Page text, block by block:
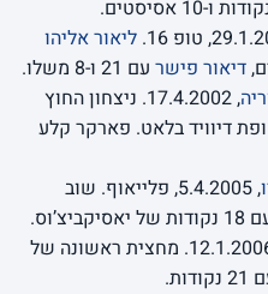
ליאור אליהו
דיאור פישר עם 21 ו-8 משלו.
, 17.4.2002. ניצחון החוץ
דיוויד בלאט. פארקר קלע
, 5.4.2005, פלייאוף. שוב
, 12.1.2006. מחצית ראשונה של